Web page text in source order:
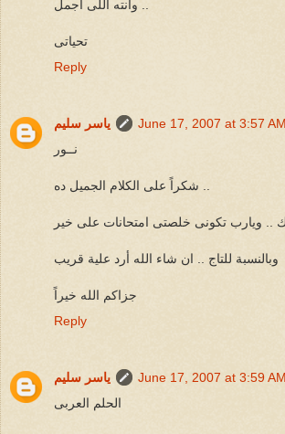
تحياتى
Reply
ياسر سليم
June 17, 2007 at 3:57 AM
نــور
وبالنسبة للتاج .. ان شاء الله أرد علية قريب
جزاكم الله خيراً
Reply
ياسر سليم
June 17, 2007 at 3:59 AM
الحلم العربى